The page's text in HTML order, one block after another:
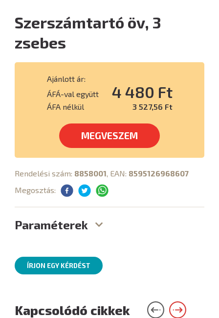
Szerszámtartó öv, 3
zsebes
Ajánlott ár:
ÁFÁ-val együtt
4 480 Ft
ÁFA nélkül 3 527,56 Ft
MEGVESZEM
Rendelési szám: 8858001, EAN: 8595126968607
Megosztás:
Paraméterek
ÍRJON EGY KÉRDÉST
Kapcsolódó cikkek